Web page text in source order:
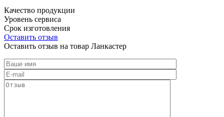
Качество продукции
Уровень сервиса
Срок изготовления
Оставить отзыв
Оставить отзыв на товар Ланкастер